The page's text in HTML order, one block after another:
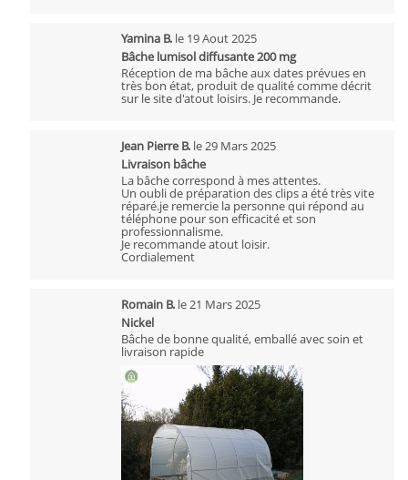
Yamina B. le 19 Aout 2025
Bâche lumisol diffusante 200 mg
Réception de ma bâche aux dates prévues en
très bon état, produit de qualité comme décrit
sur le site d'atout loisirs. Je recommande.
Jean Pierre B. le29 Mars 2025
Livraison bâche
La bâche correspond à mes attentes.
Un oubli de préparation des clips a été très vite
réparé.je remercie la personne qui répond au
téléphone pour son efficacité et son
professionnalisme.
Je recommande atout loisir.
Cordialement
Romain B. le21 Mars 2025
Nickel
Bâche de bonne qualité, emballé avec soin et
livraison rapide